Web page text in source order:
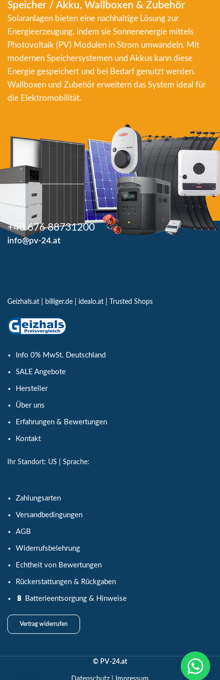
Speicher / Akku, Wallboxen & Zubehör
Solaranlagen bieten eine nachhaltige Lösung zur
Energieerzeugung, indem sie Sonnenenergie mittels
Photovoltaik (PV) Modulen in Strom umwandeln. Mit
modernen Speichersystemen und Akkus kann diese
Energie gespeichert und bei Bedarf genutzt werden.
Wallboxen und Zubehör erweitern das System ideal für
die Elektromobilität.
+43 676 88731200
info@pv-24.at
Geizhals.at billiger.de idealo.at Trusted Shops
Info 0% MwSt. Deutschland
SALE Angebote
Hersteller
Über uns
Erfahrungen & Bewertungen
Kontakt
Ihr Standort: US | Sprache:
Zahlungsarten
Versandbedingungen
AGB
Widerrufsbelehrung
Echtheit von Bewertungen
Rückerstattungen & Rückgaben
🔋 Batterieentsorgung & Hinweise
Vertrag widerrufen
© PV-24.at